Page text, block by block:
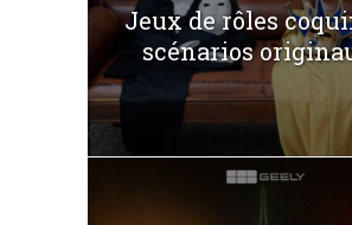
Jeux de rôles
scénarios